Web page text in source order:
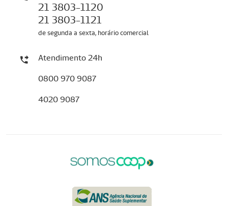
21 3803-1120
21 3803-1121
de segunda a sexta, horário comercial
Atendimento 24h
0800 970 9087
4020 9087